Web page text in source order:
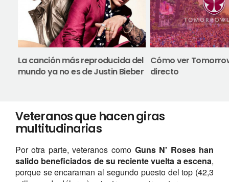
La canción más reproducida del
mundo ya no es de Justin Bieber
Cómo ver
directo
Veteranos que hacen giras
multitudinarias
Por otra parte, veteranos como Guns N' Roses han
salido beneficiados de su reciente vuelta a escena,
porque se encaraman al segundo puesto del top (42,3